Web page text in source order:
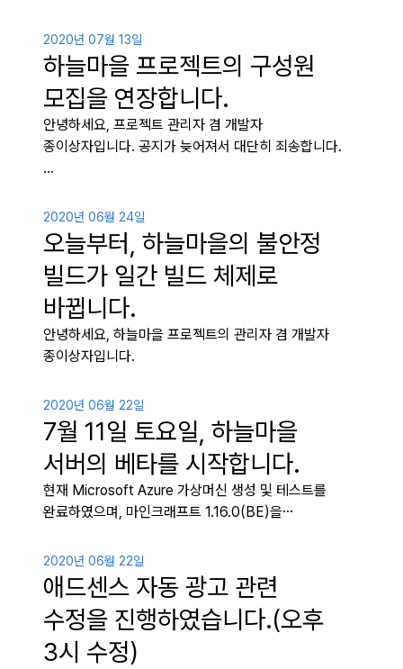
2020년 07월 13일
하늘마을 프로젝트의 구성원
모집을 연장합니다.
안녕하세요, 프로젝트 관리자 겸 개발자
종이상자입니다. 공지가 늦어져서 대단히 죄송합니다.
…
2020년 06월 24일
오늘부터, 하늘마을의 불안정
빌드가 일간 빌드 체제로
바뀝니다.
안녕하세요, 하늘마을 프로젝트의 관리자 겸 개발자
종이상자입니다.
2020년 06월 22일
7월 11일 토요일, 하늘마을
서버의 베타를 시작합니다.
현재 Microsoft Azure 가상머신 생성 및 테스트를
완료하였으며, 마인크래프트 1.16.0(BE)을…
2020년 06월 22일
애드센스 자동 광고 관련
수정을 진행하였습니다.(오후
3시 수정)